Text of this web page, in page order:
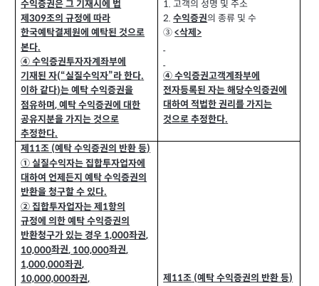
수익증권은 그 기재시에 법
제309조의 규정에 따라
한국예탁결제원에 예탁된 것으로
본다.
④ 수익증권투자자계좌부에
기재된 자(“실질수익자”라 한다.
이하 같다)는 예탁 수익증권을
점유하며,예탁 수익증권에 대한
공유지분을 가지는 것으로
추정한다.
1.고객의 성명 및 주소
2.수익증권의 종류 및 수
③<삭제 >
④ 수익증권고객계좌부에
전자등록된 자는 해당수익증권에
대하여 적법한 권리를 가지는
것으로 추정한다.
제 11조 (예탁 수익증권의 반환 등)
① 실질수익자는 집합투자업자에
대하여 언제든지 예탁 수익증권의
반환을 청구할 수 있다.
② 집합투자업자는 제1항의
규정에 의한 예탁 수익증권의
반환청구가 있는 경우 1,000좌권,
10,000좌권, 100,000좌권,
1,000,000좌권,
10,000,000좌권,
제 11조 (예탁 수익증권의 반환 등)